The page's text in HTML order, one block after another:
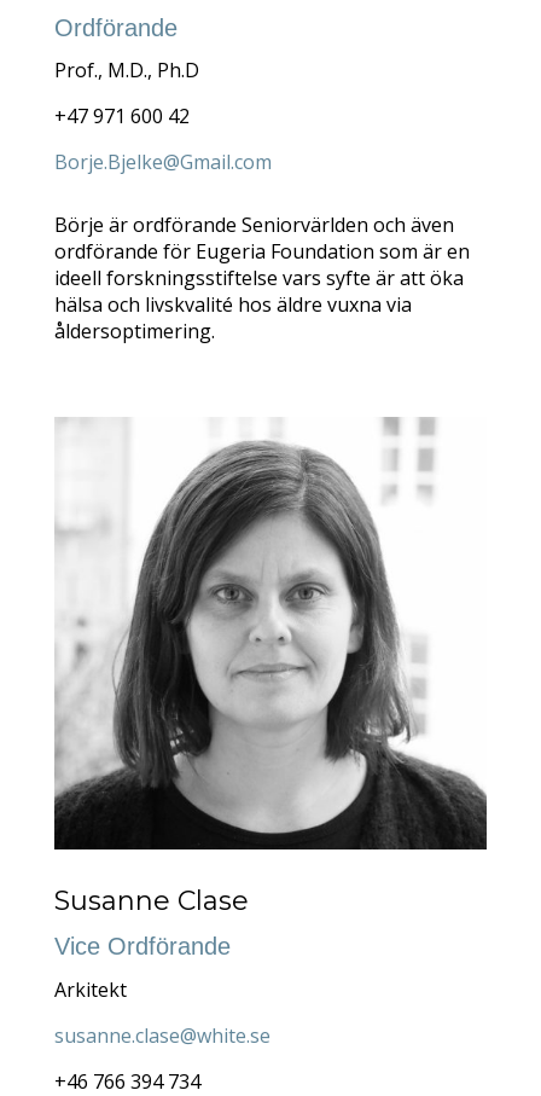
Ordförande
Prof., M.D., Ph.D
+47 971 600 42
Borje.Bjelke@Gmail.com
Börje är ordförande Seniorvärlden och även
ordförande för Eugeria Foundation som är en
ideell forskningsstiftelse vars syfte är att öka
hälsa och livskvalité hos äldre vuxna via
åldersoptimering.
Susanne Clase
Vice Ordförande
Arkitekt
susanne.clase@white.se
+46 766 394 734